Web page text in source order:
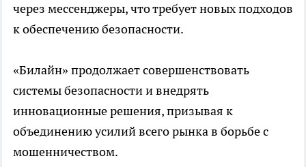
через мессенджеры, что требует новых подходов
к обеспечению безопасности.
«Билайн» продолжает совершенствовать
системы безопасности и внедрять
инновационные решения, призывая к
объединению усилий всего рынка в борьбе с
мошенничеством.